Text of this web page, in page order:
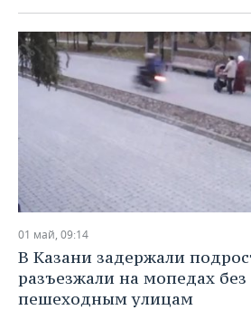
01 май, 09:14
В Казани задержали
разъезжали на мопедах
пешеходным улицам